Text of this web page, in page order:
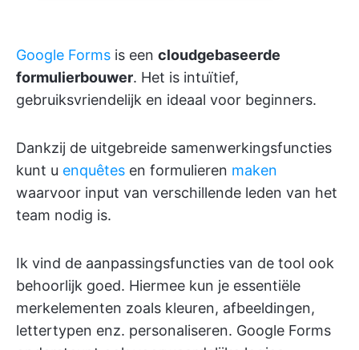
Google Forms is een cloudgebaseerde
formulierbouwer. Het is intuïtief,
gebruiksvriendelijk en ideaal voor beginners.
Dankzij de uitgebreide samenwerkingsfuncties
kunt u enquêtes en formulieren maken
waarvoor input van verschillende leden van het
team nodig is.
Ik vind de aanpassingsfuncties van de tool ook
behoorlijk goed. Hiermee kun je essentiële
merkelementen zoals kleuren, afbeeldingen,
lettertypen enz. personaliseren. Google Forms